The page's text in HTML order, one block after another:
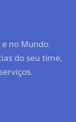
no Mundo.
do seu time,